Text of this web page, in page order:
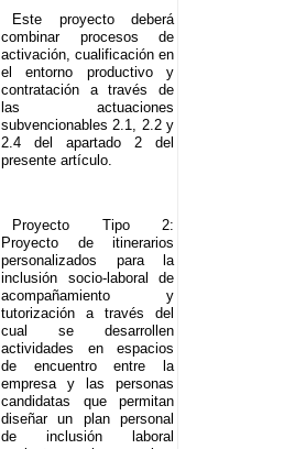
Este proyecto deberá
combinar procesos de
activación, cualificación en
el entorno productivo y
contratación a través de
las actuaciones
subvencionables 2.1, 2.2 y
2.4 del apartado 2 del
presente artículo.
Proyecto Tipo 2:
Proyecto de itinerarios
personalizados para la
inclusión socio-laboral de
acompañamiento y
tutorización a través del
cual se desarrollen
actividades en espacios
de encuentro entre la
empresa y las personas
candidatas que permitan
diseñar un plan personal
de inclusión laboral